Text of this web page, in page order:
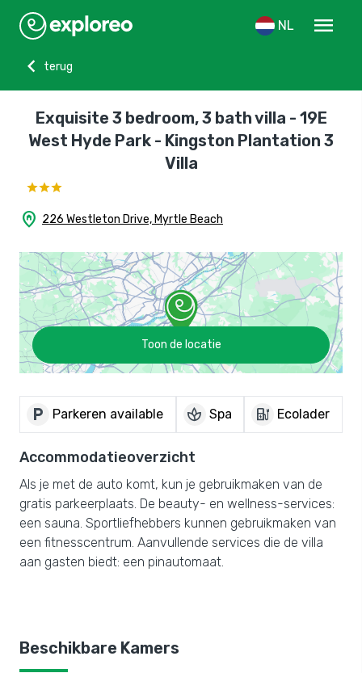
NL
menu
chevron_left
terug
Exquisite 3 bedroom, 3 bath villa - 19E
West Hyde Park - Kingston Plantation 3
Villa
home_pin 226 Westleton Drive, Myrtle Beach
Toon de locatie
local_parking Parkeren available spa Spa ev_charger Ecolader
Accommodatieoverzicht
Als je met de auto komt, kun je gebruikmaken van de
gratis parkeerplaats. De beauty- en wellness-services:
een sauna. Sportliefhebbers kunnen gebruikmaken van
een fitnesscentrum. Aanvullende services die de villa
aan gasten biedt: een pinautomaat.
Beschikbare Kamers